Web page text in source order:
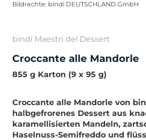
Bildrechte: bindi DEUTSCHLAND GmbH
bindi Maestri del Dessert
Croccante alle Mandorle
855 g Karton (9 x 95 g)
Croccante alle Mandorle von
halbgefrorenes Dessert aus
karamellisierten Mandeln,
Haselnuss-Semifreddo und